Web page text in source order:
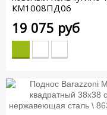
КМ1008ПД06
19 075 руб